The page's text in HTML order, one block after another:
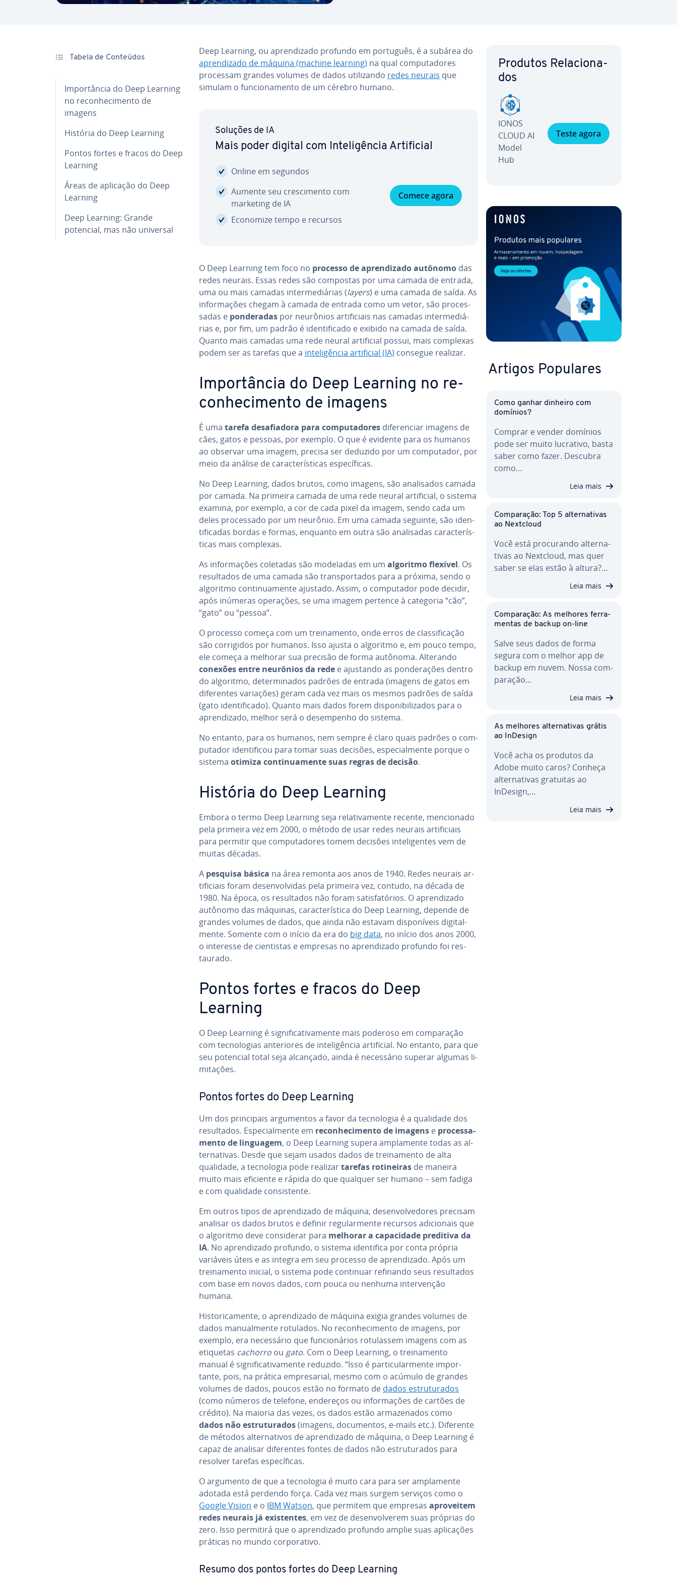
Tabela de Conteúdos
Im­por­tân­cia do Deep Learning
no re­co­nhe­ci­mento de
imagens
História do Deep Learning
Pontos fortes e fracos do Deep
Learning
Áreas de aplicação do Deep
Learning
Deep Learning: Grande
potencial, mas não universal
Deep Learning, ou apren­di­zado profundo em português, é a subárea do
apren­di­zado de máquina (machine learning) na qual com­pu­ta­do­res
processam grandes volumes de dados uti­li­zando redes neurais que
simulam o fun­ci­o­na­mento de um cérebro humano.
Soluções de IA
Mais poder digital com In­te­li­gên­cia Ar­ti­fi­cial
Online em segundos
Aumente seu cres­ci­mento com
marketing de IA
Economize tempo e recursos
Comece agora
O Deep Learning tem foco no processo de apren­di­zado autônomo das
redes neurais. Essas redes são compostas por uma camada de entrada,
uma ou mais camadas in­ter­me­diá­rias (layers) e uma camada de saída. As
in­for­ma­ções chegam à camada de entrada como um vetor, são pro­ces­
sa­das e pon­de­ra­das por neurônios ar­ti­fi­ci­ais nas camadas in­ter­me­diá­
rias e, por fim, um padrão é iden­ti­fi­cado e exibido na camada de saída.
Quanto mais camadas uma rede neural ar­ti­fi­cial possui, mais complexas
podem ser as tarefas que a in­te­li­gên­cia ar­ti­fi­cial (IA) consegue realizar.
Im­por­tân­cia do Deep Learning no re­
co­nhe­ci­mento de imagens
É uma tarefa de­sa­fi­a­dora para com­pu­ta­do­res di­fe­ren­ciar imagens de
cães, gatos e pessoas, por exemplo. O que é evidente para os humanos
ao observar uma imagem, precisa ser deduzido por um com­pu­ta­dor, por
meio da análise de ca­rac­te­rís­ti­cas es­pe­cí­fi­cas.
No Deep Learning, dados brutos, como imagens, são ana­li­sa­dos camada
por camada. Na primeira camada de uma rede neural ar­ti­fi­cial, o sistema
examina, por exemplo, a cor de cada pixel da imagem, sendo cada um
deles pro­ces­sado por um neurônio. Em uma camada seguinte, são iden­
ti­fi­ca­das bordas e formas, enquanto em outra são ana­li­sa­das ca­rac­te­rís­
ti­cas mais complexas.
As in­for­ma­ções coletadas são modeladas em um algoritmo flexível. Os
re­sul­ta­dos de uma camada são trans­por­ta­dos para a próxima, sendo o
algoritmo con­ti­nu­a­mente ajustado. Assim, o com­pu­ta­dor pode decidir,
após inúmeras operações, se uma imagem pertence à categoria “cão”,
“gato” ou “pessoa”.
O processo começa com um trei­na­mento, onde erros de clas­si­fi­ca­ção
são cor­ri­gi­dos por humanos. Isso ajusta o algoritmo e, em pouco tempo,
ele começa a melhorar sua precisão de forma autônoma. Alterando
conexões entre neurônios da rede e ajustando as pon­de­ra­ções dentro
do algoritmo, de­ter­mi­na­dos padrões de entrada (imagens de gatos em
di­fe­ren­tes variações) geram cada vez mais os mesmos padrões de saída
(gato iden­ti­fi­cado). Quanto mais dados forem dis­po­ni­bi­li­za­dos para o
apren­di­zado, melhor será o de­sem­pe­nho do sistema.
No entanto, para os humanos, nem sempre é claro quais padrões o com­
pu­ta­dor iden­ti­fi­cou para tomar suas decisões, es­pe­ci­al­mente porque o
sistema otimiza con­ti­nu­a­mente suas regras de decisão.
História do Deep Learning
Embora o termo Deep Learning seja re­la­ti­va­mente recente, men­ci­o­nado
pela primeira vez em 2000, o método de usar redes neurais ar­ti­fi­ci­ais
para permitir que com­pu­ta­do­res tomem decisões in­te­li­gen­tes vem de
muitas décadas.
A pesquisa básica na área remonta aos anos de 1940. Redes neurais ar­
ti­fi­ci­ais foram de­sen­vol­vi­das pela primeira vez, contudo, na década de
1980. Na época, os re­sul­ta­dos não foram sa­tis­fa­tó­rios. O apren­di­zado
autônomo das máquinas, ca­rac­te­rís­tica do Deep Learning, depende de
grandes volumes de dados, que ainda não estavam dis­po­ní­veis di­gi­tal­
mente. Somente com o início da era do big data, no início dos anos 2000,
o interesse de ci­en­tis­tas e empresas no apren­di­zado profundo foi res­
tau­rado.
Pontos fortes e fracos do Deep
Learning
O Deep Learning é sig­ni­fi­ca­ti­va­mente mais poderoso em com­pa­ra­ção
com tec­no­lo­gias an­te­ri­o­res de in­te­li­gên­cia ar­ti­fi­cial. No entanto, para que
seu potencial total seja alcançado, ainda é ne­ces­sá­rio superar algumas li­
mi­ta­ções.
Pontos fortes do Deep Learning
Um dos prin­ci­pais ar­gu­men­tos a favor da tec­no­lo­gia é a qualidade dos
re­sul­ta­dos. Es­pe­ci­al­mente em re­co­nhe­ci­mento de imagens e pro­ces­sa­
mento de linguagem, o Deep Learning supera am­pla­mente todas as al­
ter­na­ti­vas. Desde que sejam usados dados de trei­na­mento de alta
qualidade, a tec­no­lo­gia pode realizartarefas ro­ti­nei­ras de maneira
muito mais eficiente e rápida do que qualquer ser humano – sem fadiga
e com qualidade con­sis­tente.
Em outros tipos de apren­di­zado de máquina, de­sen­vol­ve­do­res precisam
analisar os dados brutos e definir re­gu­lar­mente recursos adi­ci­o­nais que
o algoritmo deve con­si­de­rar para melhorar a ca­pa­ci­dade preditiva da
IA. No apren­di­zado profundo, o sistema iden­ti­fica por conta própria
variáveis úteis e as integra em seu processo de apren­di­zado. Após um
trei­na­mento inicial, o sistema pode continuar refinando seus re­sul­ta­dos
com base em novos dados, com pouca ou nenhuma in­ter­ven­ção
humana.
His­to­ri­ca­mente, o apren­di­zado de máquina exigia grandes volumes de
dados ma­nu­al­mente rotulados. No re­co­nhe­ci­mento de imagens, por
exemplo, era ne­ces­sá­rio que fun­ci­o­ná­rios ro­tu­las­sem imagens com as
etiquetas cachorro ou gato. Com o Deep Learning, o trei­na­mento
manual é sig­ni­fi­ca­ti­va­mente reduzido. “Isso é par­ti­cu­lar­mente im­por­
tante, pois, na prática em­pre­sa­rial, mesmo com o acúmulo de grandes
volumes de dados, poucos estão no formato de dados es­tru­tu­ra­dos
(como números de telefone, endereços ou in­for­ma­ções de cartões de
crédito). Na maioria das vezes, os dados estão ar­ma­ze­na­dos como
dados não es­tru­tu­ra­dos(imagens, do­cu­men­tos, e-mails etc.). Diferente
de métodos al­ter­na­ti­vos de apren­di­zado de máquina, o Deep Learning é
capaz de analisar di­fe­ren­tes fontes de dados não es­tru­tu­ra­dos para
resolver tarefas es­pe­cí­fi­cas.
O argumento de que a tec­no­lo­gia é muito cara para ser am­pla­mente
adotada está perdendo força. Cada vez mais surgem serviços como o
Google Vision e o IBM Watson, que permitem que empresas apro­vei­tem
redes neurais já exis­ten­tes, em vez de de­sen­vol­ve­rem suas próprias do
zero. Isso permitirá que o apren­di­zado profundo amplie suas apli­ca­ções
práticas no mundo cor­po­ra­tivo.
Resumo dos pontos fortes do Deep Learning
Produtos Re­la­ci­o­na­
dos
IONOS
CLOUD AI
Model
Hub
Teste agora
Artigos Populares
Como ganhar dinheiro com
domínios?
Comprar e vender domínios
pode ser muito lucrativo, basta
saber como fazer. Descubra
como…
Leia mais
Com­pa­ra­ção: Top 5 al­ter­na­ti­vas
ao Nextcloud
Você está pro­cu­rando al­ter­na­
ti­vas ao Nextcloud, mas quer
saber se elas estão à altura?…
Leia mais
Com­pa­ra­ção: As melhores fer­ra­
men­tas de backup on-line
Salve seus dados de forma
segura com o melhor app de
backup em nuvem. Nossa com­
pa­ra­ção…
Leia mais
As melhores al­ter­na­ti­vas grátis
ao InDesign
Você acha os produtos da
Adobe muito caros? Conheça
al­ter­na­ti­vas gratuitas ao
InDesign,…
Leia mais